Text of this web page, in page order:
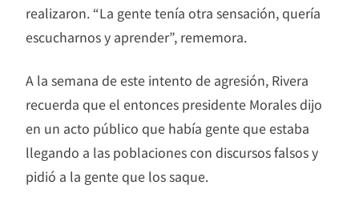
realizaron. “La gente tenía otra sensación, quería
escucharnos y aprender”, rememora.
A la semana de este intento de agresión, Rivera
recuerda que el entonces presidente Morales dijo
en un acto público que había gente que estaba
llegando a las poblaciones con discursos falsos y
pidió a la gente que los saque.